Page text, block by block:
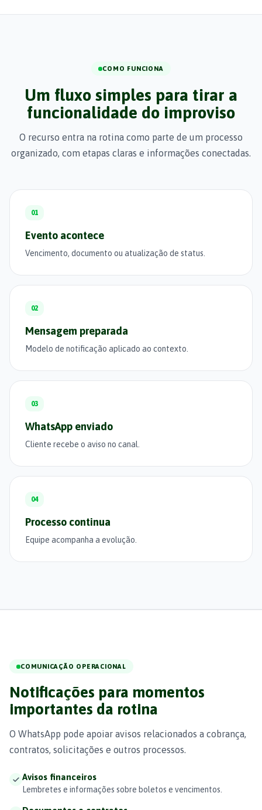
COMO FUNCIONA
Um fluxo simples para tirar a
funcionalidade do improviso
O recurso entra na rotina como parte de um processo
organizado, com etapas claras e informações conectadas.
01
Evento acontece
Vencimento, documento ou atualização de status.
02
Mensagem preparada
Modelo de notificação aplicado ao contexto.
03
WhatsApp enviado
Cliente recebe o aviso no canal.
04
Processo continua
Equipe acompanha a evolução.
COMUNICAÇÃO OPERACIONAL
Notificações para momentos
importantes da rotina
O WhatsApp pode apoiar avisos relacionados a cobrança,
contratos, solicitações e outros processos.
Avisos financeiros
Lembretes e informações sobre boletos e vencimentos.